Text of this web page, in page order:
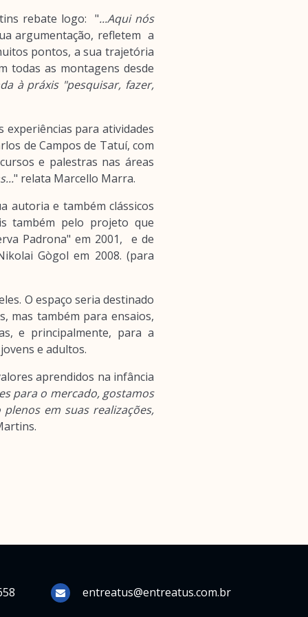
rebate logo: "...Aqui nós
argumentação, refletem a
pontos, a sua trajetória
todas as montagens desde
à práxis "pesquisar, fazer,
experiências para atividades
de Campos de Tatuí, com
e palestras nas áreas
" relata Marcello Marra.
autoria e também clássicos
também pelo projeto que
Padrona" em 2001, e de
Gògol em 2008. (para
O espaço seria destinado
mas também para ensaios,
e principalmente, para a
e adultos.
aprendidos na infância
para o mercado, gostamos
em suas realizações,
entreatus@entreatus.com.br